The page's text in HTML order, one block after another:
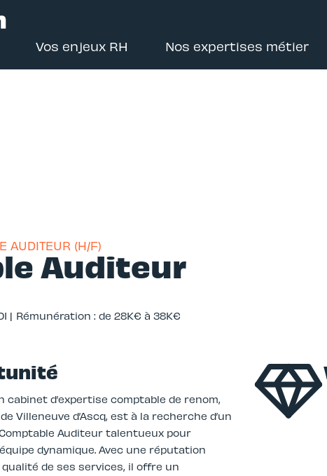
Vos enjeux RH Nos expertises métier
AUDITEUR (H/F)
Auditeur
| Rémunération : de 28K€ à 38K€
cabinet d’expertise comptable de renom,
Villeneuve d’Ascq, est à la recherche d’un
Auditeur talentueux pour
dynamique. Avec une réputation
de ses services, il offre un